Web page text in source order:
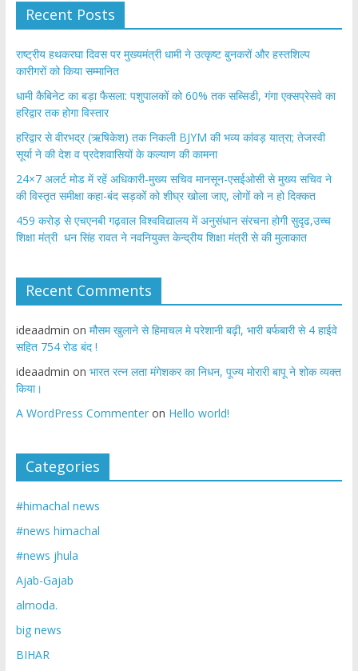
Recent Posts
राष्ट्रीय हथकरघा दिवस पर मुख्यमंत्री धामी ने उत्कृष्ट बुनकरों और हस्तशिल्प
कारीगरों को किया सम्मानित
​धामी कैबिनेट का बड़ा फैसला: पशुपालकों को 60% तक सब्सिडी, गंगा एक्सप्रेसवे का
हरिद्वार तक होगा विस्तार
​हरिद्वार से वीरभद्र (ऋषिकेश) तक निकली BJYM की भव्य कांवड़ यात्रा; तेजस्वी
सूर्या ने की देश व प्रदेशवासियों के कल्याण की कामना
24×7 अलर्ट मोड में रहें अधिकारी-मुख्य सचिव मानसून-एसईओसी से मुख्य सचिव ने
की विस्तृत समीक्षा कहा-बंद सड़कों को शीघ्र खोला जाए, लोगों को न हो दिक्कत
459 करोड़ से एचएनबी गढ़वाल विश्वविद्यालय में अनुसंधान संरचना होगी सुदृढ,उच्च
शिक्षा मंत्री धन सिंह रावत ने नवनियुक्त केन्द्रीय शिक्षा मंत्री से की मुलाकात
Recent Comments
ideaadmin on मौसम खुलाने से हिमाचल मे परेशानी बढ़ी, भारी बर्फबारी से 4 हाईवे
सहित 754 रोड बंद !
ideaadmin on भारत रत्न लता मंगेशकर का निधन, पूज्य मोरारी बापू ने शोक व्यक्त
किया।
A WordPress Commenteron Hello world!
Categories
#himachal news
#news himachal
#news jhula
Ajab-Gajab
almoda.
big news
BIHAR